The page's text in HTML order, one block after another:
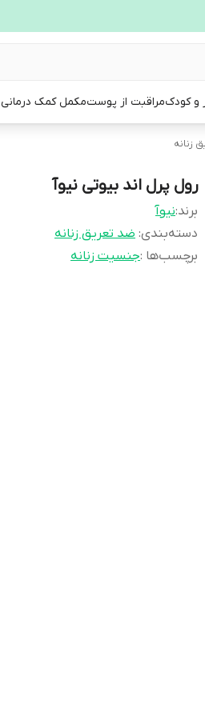
و کودکمراقبت از پوستمکمل کمک درمانی
زنانه
رول پرل اند بیوتی نیوآ
برند:نیوآ
دسته‌بندی: ضد تعریق زنانه
برچسب‌ها :جنسیت زنانه